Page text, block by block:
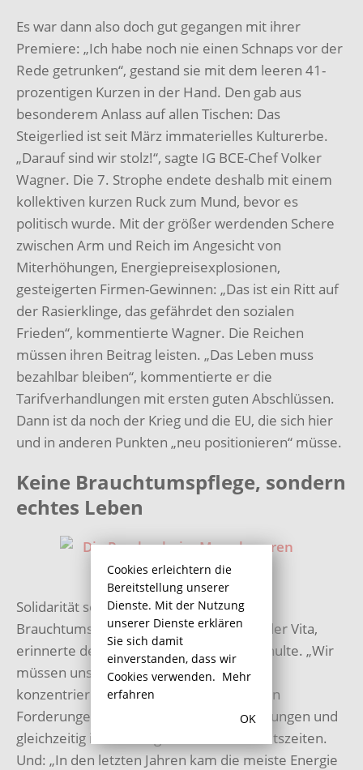
Es war dann also doch gut gegangen mit ihrer
Premiere: „Ich habe noch nie einen Schnaps vor der
Rede getrunken“, gestand sie mit dem leeren 41-
prozentigen Kurzen in der Hand. Den gab aus
besonderem Anlass auf allen Tischen: Das
Steigerlied ist seit März immaterielles Kulturerbe.
„Darauf sind wir stolz!“, sagte IG BCE-Chef Volker
Wagner. Die 7. Strophe endete deshalb mit einem
kollektiven kurzen Ruck zum Mund, bevor es
politisch wurde. Mit der größer werdenden Schere
zwischen Arm und Reich im Angesicht von
Miterhöhungen, Energiepreisexplosionen,
gesteigerten Firmen-Gewinnen: „Das ist ein Ritt auf
der Rasierklinge, das gefährdet den sozialen
Frieden“, kommentierte Wagner. Die Reichen
müssen ihren Beitrag leisten. „Das Leben muss
bezahlbar bleiben“, kommentierte er die
Tarifverhandlungen mit ersten guten Abschlüssen.
Dann ist da noch der Krieg und die EU, die sich hier
und in anderen Punkten „neu positionieren“ müsse.
Keine Brauchtumspflege, sondern
echtes Leben
Solidarität sei in Bergkamen keine
Brauchtumspflege, sondern stecke in jeder Vita,
erinnerte der stv. Bürgermeister Kay Schulte. „Wir
müssen uns wieder auf das Wesentliche
konzentrieren“, mahnte er angesichts von
Forderungen nach Führerscheinbegrenzungen und
gleichzeitig immer längeren Lebensarbeitszeiten.
Und: „In den letzten Jahren kam die meiste Energie
Cookies erleichtern die
Bereitstellung unserer
Dienste. Mit der Nutzung
unserer Dienste erklären
Sie sich damit
einverstanden, dass wir
Cookies verwenden. Mehr
erfahren
OK